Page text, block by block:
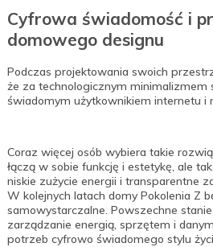
Cyfrowa świadomość i
domowego designu
Podczas projektowania swoich
że za technologicznym minimalizmem
świadomym użytkownikiem internetu i
Coraz więcej osób wybiera takie
łączą w sobie funkcję i estetykę, ale
niskie zużycie energii i transparentne
W kolejnych latach domy Pokolenia Z
samowystarczalne. Powszechne
zarządzanie energią, sprzętem i
potrzeb cyfrowo świadomego stylu